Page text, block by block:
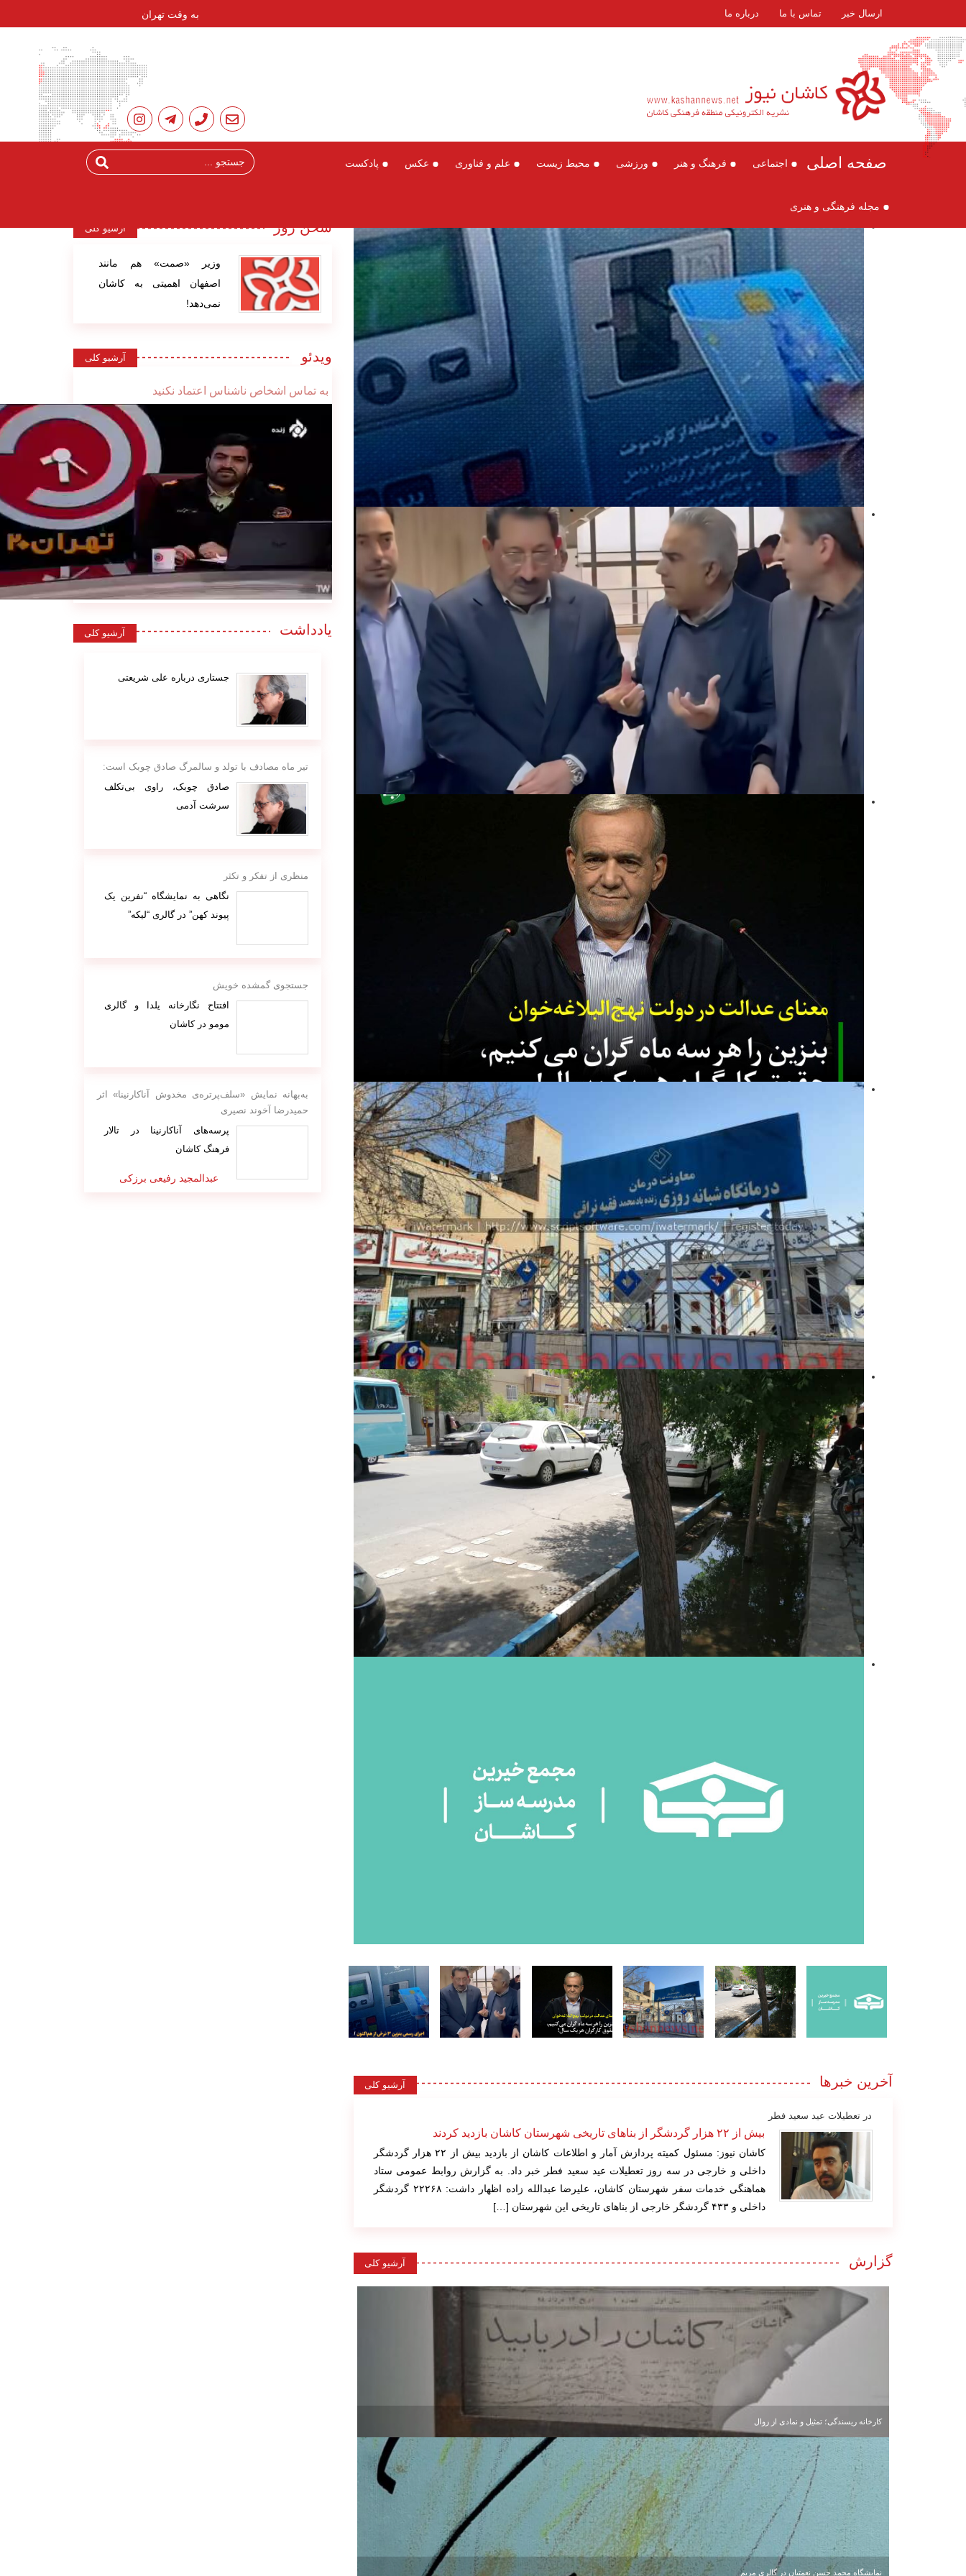
ارسال خبر تماس با ما درباره ما به وقت تهران
صفحه اصلی اجتماعی فرهنگ و هنر ورزشی محیط زیست علم و فناوری عکس پادکست
مجله فرهنگی و هنری
آخرین خبرها آرشیو کلی
در تعطیلات عید سعید فطر
بیش از ۲۲ هزار گردشگر از بناهای تاریخی شهرستان کاشان بازدید کردند
کاشان نیوز: مسئول کمیته پردازش آمار و اطلاعات کاشان از بازدید بیش از ۲۲ هزار گردشگر
داخلی و خارجی در سه روز تعطیلات عید سعید فطر خبر داد. به گزارش روابط عمومی ستاد
هماهنگی خدمات سفر شهرستان کاشان، علیرضا عبدالله زاده اظهار داشت: ۲۲۲۶۸ گردشگر
داخلی و ۴۳۳ گردشگر خارجی از بناهای تاریخی این شهرستان […]
گزارش آرشیو کلی
کارخانه ریسندگی؛ تمثیل و نمادی از زوال
نمایشگاه محمد حسن نعمتیان در گالری مریم
سخن روز آرشیو کلی
وزیر «صمت» هم مانند
اصفهان اهمیتی به کاشان
نمی‌دهد!
ویدئو آرشیو کلی
به تماس اشخاص ناشناس اعتماد نکنید
یادداشت آرشیو کلی
جستاری درباره علی شریعتی
تیر ماه مصادف با تولد و سالمرگ صادق چوبک است:
صادق چوبک، راوی بی‌تکلف
سرشت آدمی
منظری از تفکر و تکثر
نگاهی به نمایشگاه “نفرین یک
پیوند کهن” در گالری “لیکه”
جستجوی گمشده خویش
افتتاح نگارخانه یلدا و گالری
مومو در کاشان
به‌بهانه نمایش «سلف‌پرتره‌ی مخدوش آناکارنینا» اثر
حمیدرضا آخوند نصیری
پرسه‌های آناکارنینا در تالار
فرهنگ کاشان
عبدالمجید رفیعی برزکی